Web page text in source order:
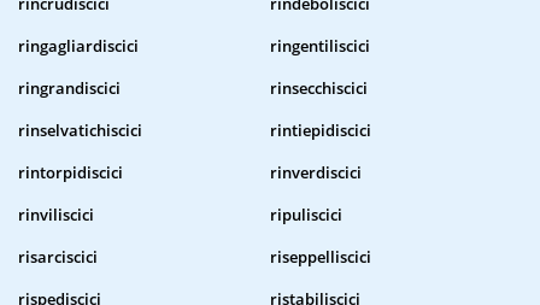
ringagliardiscici
ringentiliscici
ringrandiscici
rinsecchiscici
rinselvatichiscici
rintiepidiscici
rintorpidiscici
rinverdiscici
rinviliscici
ripuliscici
risarciscici
riseppelliscici
rispediscici
ristabiliscici